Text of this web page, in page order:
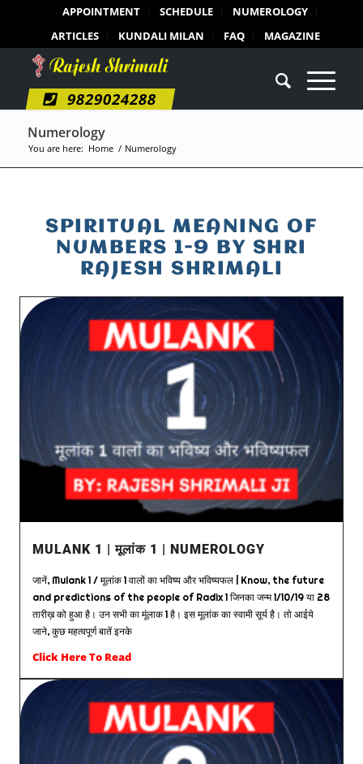
APPOINTMENT SCHEDULE
NUMEROLOGY
ARTICLES
KUNDALI MILAN FAQ MAGAZINE
9829024288
Numerology
You are here: Home / Numerology
SPIRITUAL MEANING OF
NUMBERS 1-9 BY SHRI
RAJESH SHRIMALI
MULANK 1 | मूलांक 1 | NUMEROLOGY
जानें, Mulank 1 / मूलांक 1 वालों का भविष्य और भविष्यफल | Know, the future
and predictions of the people of Radix 1 जिनका जन्म 1/10/19 या 28
तारीख़ को हुआ है। उन सभी का मूंलाक 1 है। इस मूलांक का स्वामी सूर्य है। तो आईये
जाने, कुछ महत्वपूर्ण बातें इनके
Click Here To Read